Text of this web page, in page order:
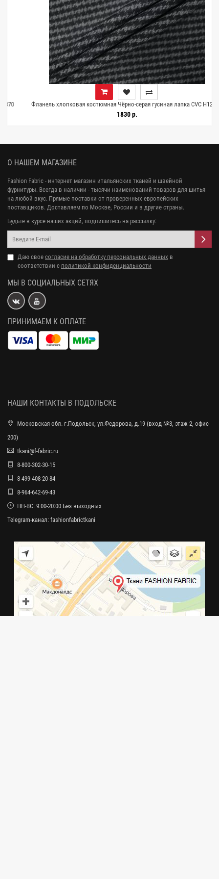
Фланель хлопковая костюмная Чёрно-серая гусиная лапка CVC Н12 B70
20052681
1830 р.
О НАШЕМ МАГАЗИНЕ
Fashion Fabric - интернет магазин итальянских тканей и швейной
фурнитуры. Всегда в наличии - тысячи наименований товаров для шитья
на любой вкус. Прямые поставки от проверенных европейских
поставщиков. Доставляем по Москве, России и в другие страны.
Будьте в курсе наших акций, подпишитесь на рассылку:
Даю свое согласие на обработку персональных данных в
соответствии с политикой конфиденциальности
МЫ В СОЦИАЛЬНЫХ СЕТЯХ
ПРИНИМАЕМ К ОПЛАТЕ
НАШИ КОНТАКТЫ В ПОДОЛЬСКЕ
Московская обл. г.Подольск, ул.Федорова, д.19 (вход №3, этаж 2, офис
200)
tkani@f-fabric.ru
8-800-302-30-15
8-499-408-20-84
8-964-642-69-43
ПН-ВС: 9:00-20:00 Без выходных
Telegram-канал: fashionfabrictkani